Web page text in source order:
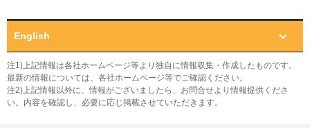
English
注1)上記情報は各社ホームページ等より独自に情報収集・作成したものです。
最新の情報については、各社ホームページ等でご確認ください。
注2)上記情報以外に、情報がございましたら、お問合せより情報提供くださ
い。内容を確認し、必要に応じ掲載させていただきます。